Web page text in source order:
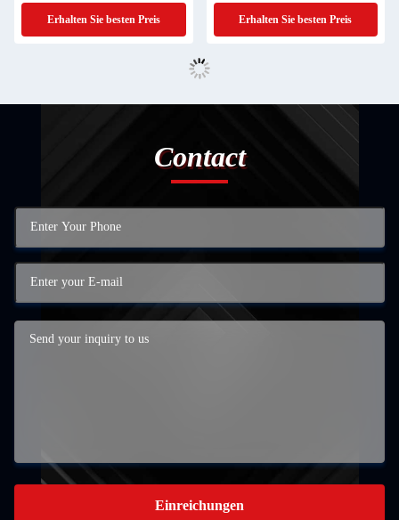
Versorgung 250g-450g
Erhalten Sie besten Preis
Technik
Erhalten Sie besten Preis
Contact
Einreichungen